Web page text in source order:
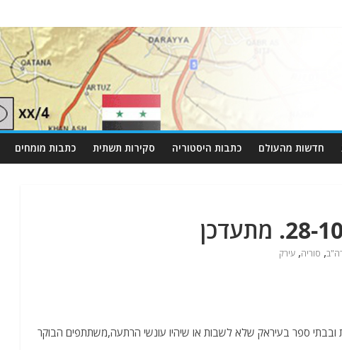
חדשות מהעולם כתבות היסטוריה סקירות תשתית כתבות מומחים
, סוריה, עירק
ובבתי ספר בעיראק שלא לשבות או שיהיו עונשי הרתעה,משתתפים הבוקר